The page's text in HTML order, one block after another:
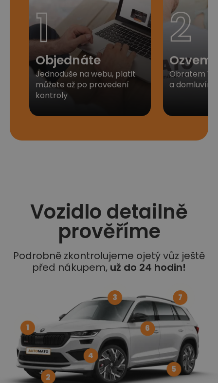
1
Objednáte
Jednoduše na webu, platit
můžete až po provedení
kontroly​
2
Obratem
a
Vozidlo detailně
prověříme
Podrobně zkontrolujeme ojetý vůz ještě
před nákupem, už do 24 hodin!
1
2
3
4
5
6
7